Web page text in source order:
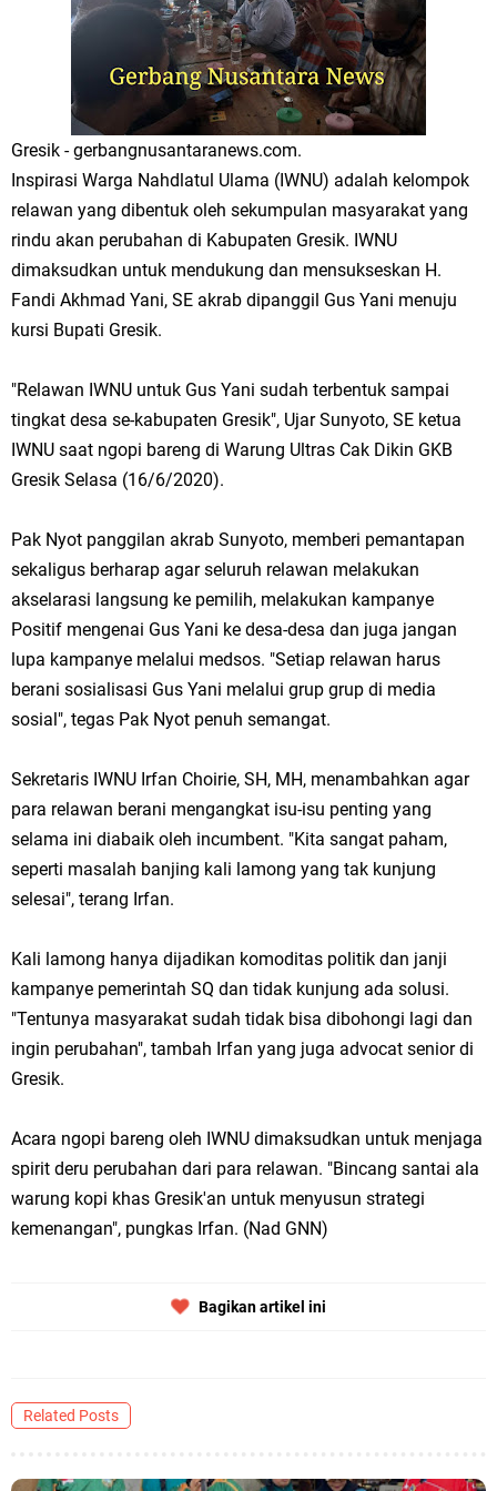
Tumpeng Nasi Krawu Pecahkan Rekor MURI, KWGe Angkat Kuliner
Gresik ke Panggung Dunia
FOZ Jatim, BAZNAS, dan Kemenag Salurkan 22.456 Bingkisan Lebaran
Yatim Serentak di Berbagai Daerah di Jawa Timur
Bupati Gresik Gus Yani Resmikan Kantor Desa Sidoraharjo: Simbol
Komitmen Pelayanan Publik dan Kepedulian Sosial
Optik Merlin Donasikan Rp10,36 Juta, Perkuat Keberlanjutan Program
Ruwatan Malam Satu Suro di Dusun Kedungsekar Lor, Tradisi Luhur
yang Terus Istiqomah
1448 H dengan Doa Kedamaian
Wakil Ketua DPRD Gresik Mujid Riduan Sampaikan Doa dan Harapan di
Tahun Baru Islam 1448 H
Selamat Tahun Baru Islam 1 Muharram 1448 H: Pesan Hijrah Drs. H.
PDUF MUI Jatim Gelar Doa Awal Tahun Hijriah, Teguhkan Optimisme
Menuju Indonesia Emas 2045
Hari Jadi Pertama PHIGMA: Advokat dan LBH Perkuat Soliditas di
Jakarta
Pemdes Cibanteng Salurkan PMT: Cegah Stunting, Perkuat Gizi Balita
Zakat Produktif Dorong Kemandirian UMKM, LAZISNU Kedamean Bantu
Kembangkan Warung Bu Wiwik
Jajanan Jadul di Ecopark Randuagung
Gresik - gerbangnusantaranews.com.
Inspirasi Warga Nahdlatul Ulama (IWNU) adalah kelompok
relawan yang dibentuk oleh sekumpulan masyarakat yang
rindu akan perubahan di Kabupaten Gresik. IWNU
dimaksudkan untuk mendukung dan mensukseskan H.
Fandi Akhmad Yani, SE akrab dipanggil Gus Yani menuju
kursi Bupati Gresik.
"Relawan IWNU untuk Gus Yani sudah terbentuk sampai
tingkat desa se-kabupaten Gresik", Ujar Sunyoto, SE ketua
IWNU saat ngopi bareng di Warung Ultras Cak Dikin GKB
Gresik Selasa (16/6/2020).
Pak Nyot panggilan akrab Sunyoto, memberi pemantapan
sekaligus berharap agar seluruh relawan melakukan
akselarasi langsung ke pemilih, melakukan kampanye
Positif mengenai Gus Yani ke desa-desa dan juga jangan
lupa kampanye melalui medsos. "Setiap relawan harus
berani sosialisasi Gus Yani melalui grup grup di media
sosial", tegas Pak Nyot penuh semangat.
Sekretaris IWNU Irfan Choirie, SH, MH, menambahkan agar
para relawan berani mengangkat isu-isu penting yang
selama ini diabaik oleh incumbent. "Kita sangat paham,
seperti masalah banjing kali lamong yang tak kunjung
selesai", terang Irfan.
Kali lamong hanya dijadikan komoditas politik dan janji
kampanye pemerintah SQ dan tidak kunjung ada solusi.
"Tentunya masyarakat sudah tidak bisa dibohongi lagi dan
ingin perubahan", tambah Irfan yang juga advocat senior di
Gresik.
Acara ngopi bareng oleh IWNU dimaksudkan untuk menjaga
spirit deru perubahan dari para relawan. "Bincang santai ala
warung kopi khas Gresik'an untuk menyusun strategi
kemenangan", pungkas Irfan. (Nad GNN)
Bagikan artikel ini
Related Posts